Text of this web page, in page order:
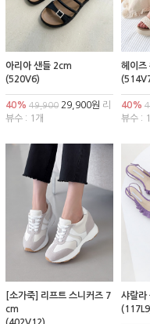
아리아 샌들 2cm
(520V6)
40% 49,900 29,900원 리
뷰수 : 1개
헤이즈
40%
뷰수 :
[소가죽] 리프트 스니커즈 7
cm
샤랄라